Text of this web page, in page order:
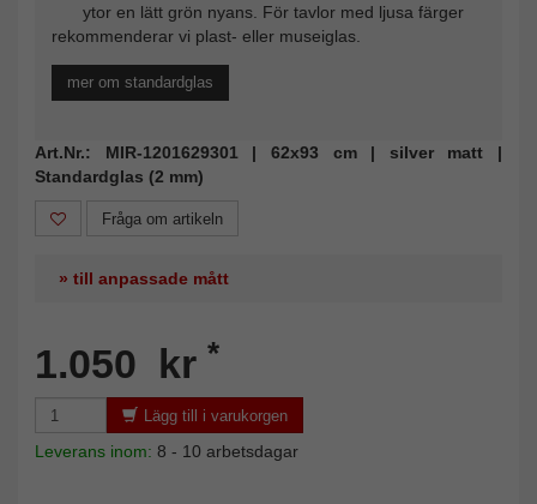
ytor en lätt grön nyans. För tavlor med ljusa färger
rekommenderar vi plast- eller museiglas.
mer om standardglas
Art.Nr.: MIR-1201629301 | 62x93 cm | silver matt |
Standardglas (2 mm)
Fråga om artikeln
» till anpassade mått
1.050 kr *
Lägg till i varukorgen
Leverans inom: 8 - 10 arbetsdagar